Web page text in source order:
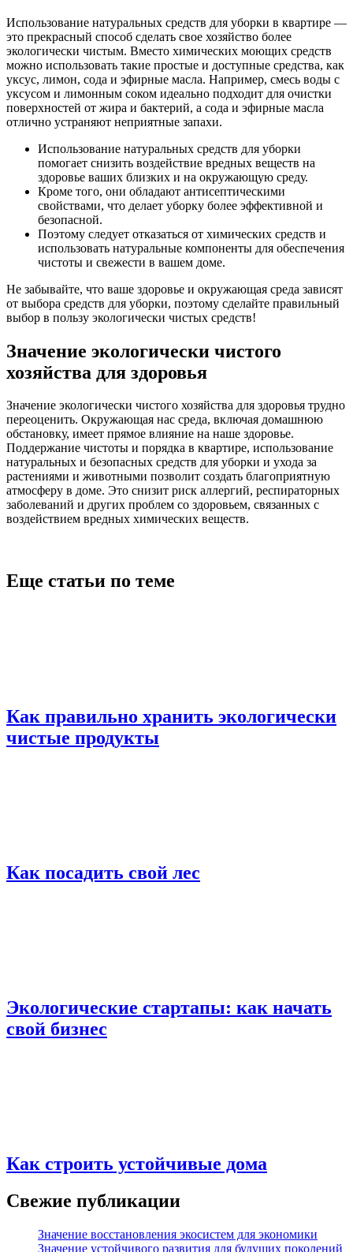
Использование натуральных средств для уборки в квартире —
это прекрасный способ сделать свое хозяйство более
экологически чистым. Вместо химических моющих средств
можно использовать такие простые и доступные средства, как
уксус, лимон, сода и эфирные масла. Например, смесь воды с
уксусом и лимонным соком идеально подходит для очистки
поверхностей от жира и бактерий, а сода и эфирные масла
отлично устраняют неприятные запахи.
Использование натуральных средств для уборки
помогает снизить воздействие вредных веществ на
здоровье ваших близких и на окружающую среду.
Кроме того, они обладают антисептическими
свойствами, что делает уборку более эффективной и
безопасной.
Поэтому следует отказаться от химических средств и
использовать натуральные компоненты для обеспечения
чистоты и свежести в вашем доме.
Не забывайте, что ваше здоровье и окружающая среда зависят
от выбора средств для уборки, поэтому сделайте правильный
выбор в пользу экологически чистых средств!
Значение экологически чистого
хозяйства для здоровья
Значение экологически чистого хозяйства для здоровья трудно
переоценить. Окружающая нас среда, включая домашнюю
обстановку, имеет прямое влияние на наше здоровье.
Поддержание чистоты и порядка в квартире, использование
натуральных и безопасных средств для уборки и ухода за
растениями и животными позволит создать благоприятную
атмосферу в доме. Это снизит риск аллергий, респираторных
заболеваний и других проблем со здоровьем, связанных с
воздействием вредных химических веществ.
Еще статьи по теме
Как правильно хранить экологически
чистые продукты
Как посадить свой лес
Экологические стартапы: как начать
свой бизнес
Как строить устойчивые дома
Свежие публикации
Значение восстановления экосистем для экономики
Значение устойчивого развития для будущих поколений